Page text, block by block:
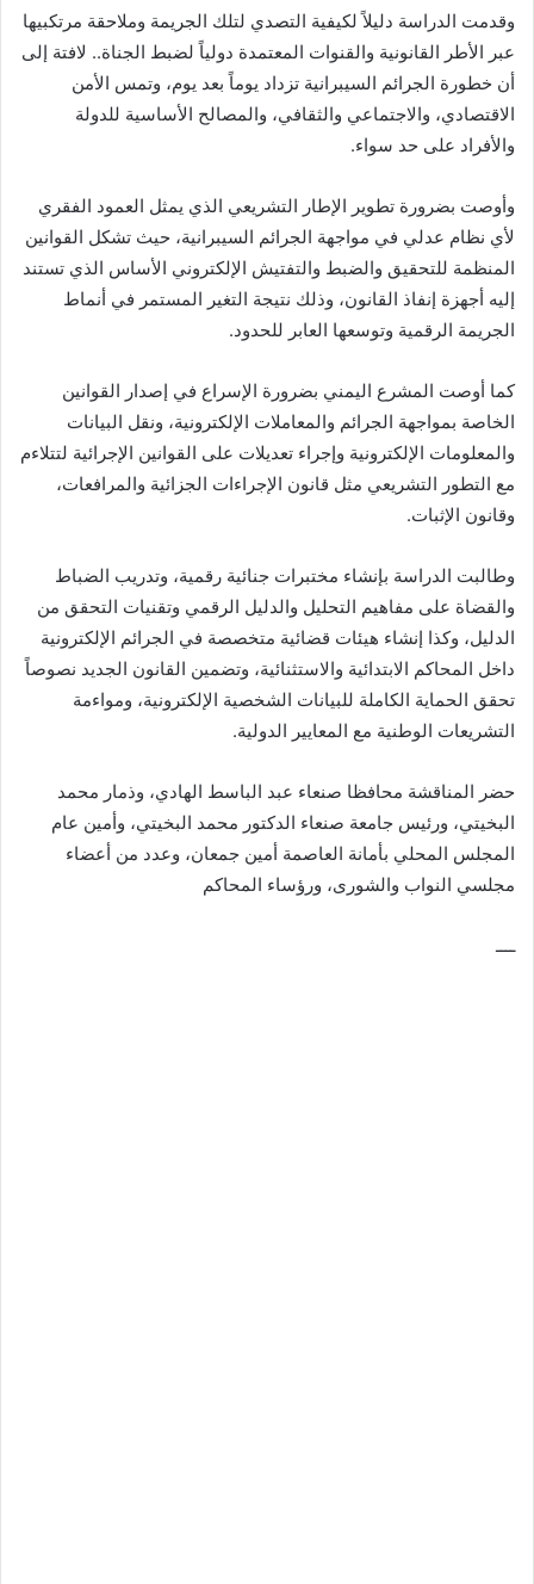
وقدمت الدراسة دليلاً لكيفية التصدي لتلك الجريمة وملاحقة مرتكبيها
عبر الأطر القانونية والقنوات المعتمدة دولياً لضبط الجناة.. لافتة إلى
أن خطورة الجرائم السيبرانية تزداد يوماً بعد يوم، وتمس الأمن
الاقتصادي، والاجتماعي والثقافي، والمصالح الأساسية للدولة
والأفراد على حد سواء.
وأوصت بضرورة تطوير الإطار التشريعي الذي يمثل العمود الفقري
لأي نظام عدلي في مواجهة الجرائم السيبرانية، حيث تشكل القوانين
المنظمة للتحقيق والضبط والتفتيش الإلكتروني الأساس الذي تستند
إليه أجهزة إنفاذ القانون، وذلك نتيجة التغير المستمر في أنماط
الجريمة الرقمية وتوسعها العابر للحدود.
كما أوصت المشرع اليمني بضرورة الإسراع في إصدار القوانين
الخاصة بمواجهة الجرائم والمعاملات الإلكترونية، ونقل البيانات
والمعلومات الإلكترونية وإجراء تعديلات على القوانين الإجرائية لتتلاءم
مع التطور التشريعي مثل قانون الإجراءات الجزائية والمرافعات،
وقانون الإثبات.
وطالبت الدراسة بإنشاء مختبرات جنائية رقمية، وتدريب الضباط
والقضاة على مفاهيم التحليل والدليل الرقمي وتقنيات التحقق من
الدليل، وكذا إنشاء هيئات قضائية متخصصة في الجرائم الإلكترونية
داخل المحاكم الابتدائية والاستثنائية، وتضمين القانون الجديد نصوصاً
تحقق الحماية الكاملة للبيانات الشخصية الإلكترونية، ومواءمة
التشريعات الوطنية مع المعايير الدولية.
حضر المناقشة محافظا صنعاء عبد الباسط الهادي، وذمار محمد
البخيتي، ورئيس جامعة صنعاء الدكتور محمد البخيتي، وأمين عام
المجلس المحلي بأمانة العاصمة أمين جمعان، وعدد من أعضاء
مجلسي النواب والشورى، ورؤساء المحاكم
ــــ